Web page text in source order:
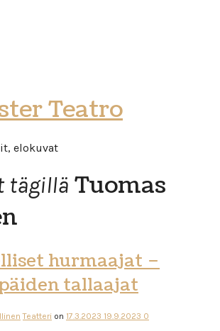
elokuvat
tägillä Tuomas
hurmaajat –
tallaajat
Teatteri on 17.3.2023 19.9.2023 0